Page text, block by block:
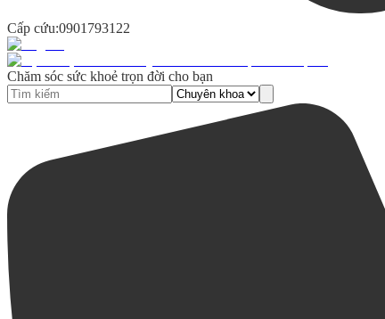
Cấp cứu:0901793122
Chăm sóc sức khoẻ trọn đời cho bạn